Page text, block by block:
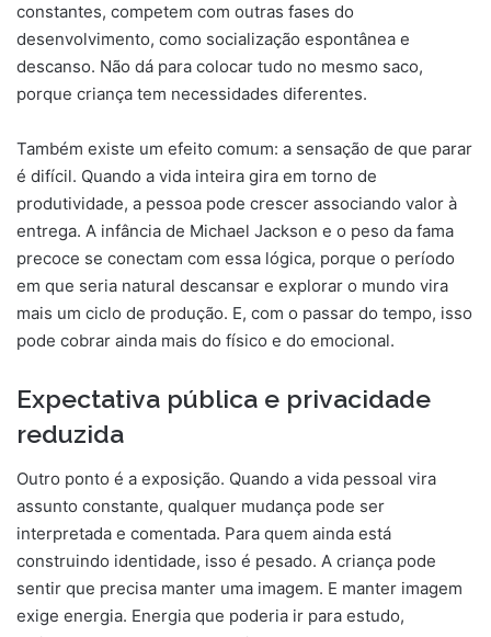
constantes, competem com outras fases do
desenvolvimento, como socialização espontânea e
descanso. Não dá para colocar tudo no mesmo saco,
porque criança tem necessidades diferentes.
Também existe um efeito comum: a sensação de que parar
é difícil. Quando a vida inteira gira em torno de
produtividade, a pessoa pode crescer associando valor à
entrega. A infância de Michael Jackson e o peso da fama
precoce se conectam com essa lógica, porque o período
em que seria natural descansar e explorar o mundo vira
mais um ciclo de produção. E, com o passar do tempo, isso
pode cobrar ainda mais do físico e do emocional.
Expectativa pública e privacidade
reduzida
Outro ponto é a exposição. Quando a vida pessoal vira
assunto constante, qualquer mudança pode ser
interpretada e comentada. Para quem ainda está
construindo identidade, isso é pesado. A criança pode
sentir que precisa manter uma imagem. E manter imagem
exige energia. Energia que poderia ir para estudo,